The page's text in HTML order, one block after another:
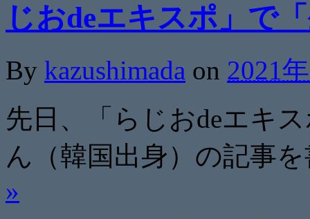
じおdeエキスポ」で
By kazushimada on 2021
先日、「らじおdeエキ
ん（韓国出身）の記事
»